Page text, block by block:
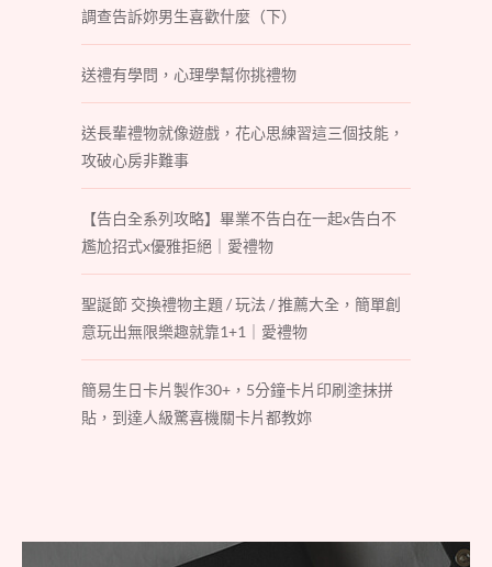
調查告訴妳男生喜歡什麼（下）
送禮有學問，心理學幫你挑禮物
送長輩禮物就像遊戲，花心思練習這三個技能，
攻破心房非難事
【告白全系列攻略】畢業不告白在一起x告白不
尷尬招式x優雅拒絕｜愛禮物
聖誕節 交換禮物主題 / 玩法 / 推薦大全，簡單創
意玩出無限樂趣就靠1+1｜愛禮物
簡易生日卡片製作30+，5分鐘卡片印刷塗抹拼
貼，到達人級驚喜機關卡片都教妳